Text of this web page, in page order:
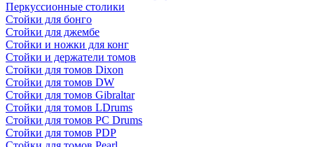
Перкуссионные столики
Стойки для бонго
Стойки для джембе
Стойки и ножки для конг
Стойки и держатели томов
Стойки для томов Dixon
Стойки для томов DW
Стойки для томов Gibraltar
Стойки для томов LDrums
Стойки для томов PC Drums
Стойки для томов PDP